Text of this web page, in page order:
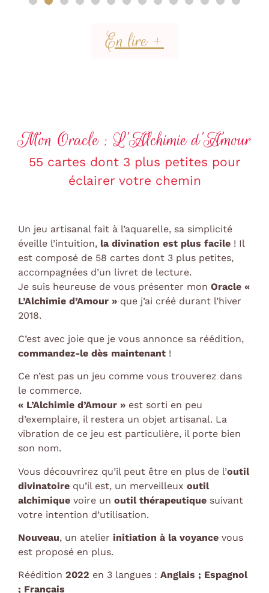
En lire +
Mon Oracle : L’Alchimie d’Amour
55 cartes dont 3 plus petites pour
éclairer votre chemin
Un jeu artisanal fait à l’aquarelle, sa simplicité
éveille l’intuition, la divination est plus facile ! Il
est composé de 58 cartes dont 3 plus petites,
accompagnées d’un livret de lecture.
Je suis heureuse de vous présenter mon Oracle «
L’Alchimie d’Amour » que j’ai créé durant l’hiver
2018.
C’est avec joie que je vous annonce sa réédition,
commandez-le dès maintenant !
Ce n’est pas un jeu comme vous trouverez dans
le commerce.
« L’Alchimie d’Amour » est sorti en peu
d’exemplaire, il restera un objet artisanal. La
vibration de ce jeu est particulière, il porte bien
son nom.
Vous découvrirez qu’il peut être en plus de l’outil
divinatoire qu’il est, un merveilleux outil
alchimique voire un outil thérapeutique suivant
votre intention d’utilisation.
Nouveau, un atelier initiation à la voyance vous
est proposé en plus.
Réédition 2022 en 3 langues : Anglais ; Espagnol
; Français